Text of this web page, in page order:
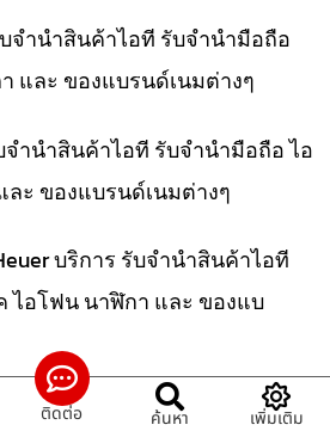
จำนำสินค้าไอที รับจำนำมือถือ
และ ของแบรนด์เนมต่างๆ
ำนำสินค้าไอที รับจำนำมือถือ ไอ
ะ ของแบรนด์เนมต่างๆ
บริการ รับจำนำสินค้าไอที
ไอโฟน นาฬิกา และ ของแบ
ติดต่อ ค้นหา เพิ่มเติม